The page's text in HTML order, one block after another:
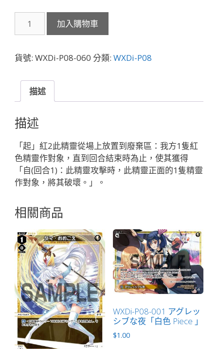
P08-
轟
ラ
チ
ャ
ン
「紅
色
精
靈
奏
ウ
ポ
ン
（武
器）
LV3
無
LB」
數
量
加入購物車
貨號: WXDi-P08-060 分類: WXDi-P08
描述
描述
「起」紅2此精靈從場上放置到廢棄區：我方1隻紅
色精靈作對象，直到回合結束時為止，使其獲得
「自(回合1)：此精靈攻擊時，此精靈正面的1隻精靈
作對象，將其破壞。」。
相關商品
WXDi-P08-001 アグレッ
シブな夜「白色 Piece 」
$1.00